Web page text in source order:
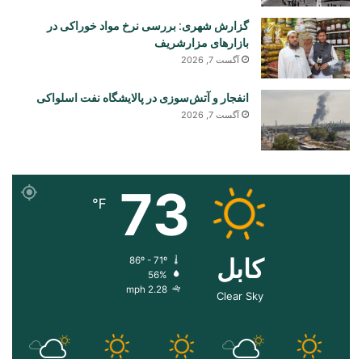
گزارش شهری: بررسی نرخ مواد خوراکی در
بازارهای مزارشریف
آگست 7, 2026
انفجار و آتش‌سوزی در پالایشگاه نفت اسلواکی
آگست 7, 2026
کابل
Clear Sky
73
℉
56%
2.28 mph